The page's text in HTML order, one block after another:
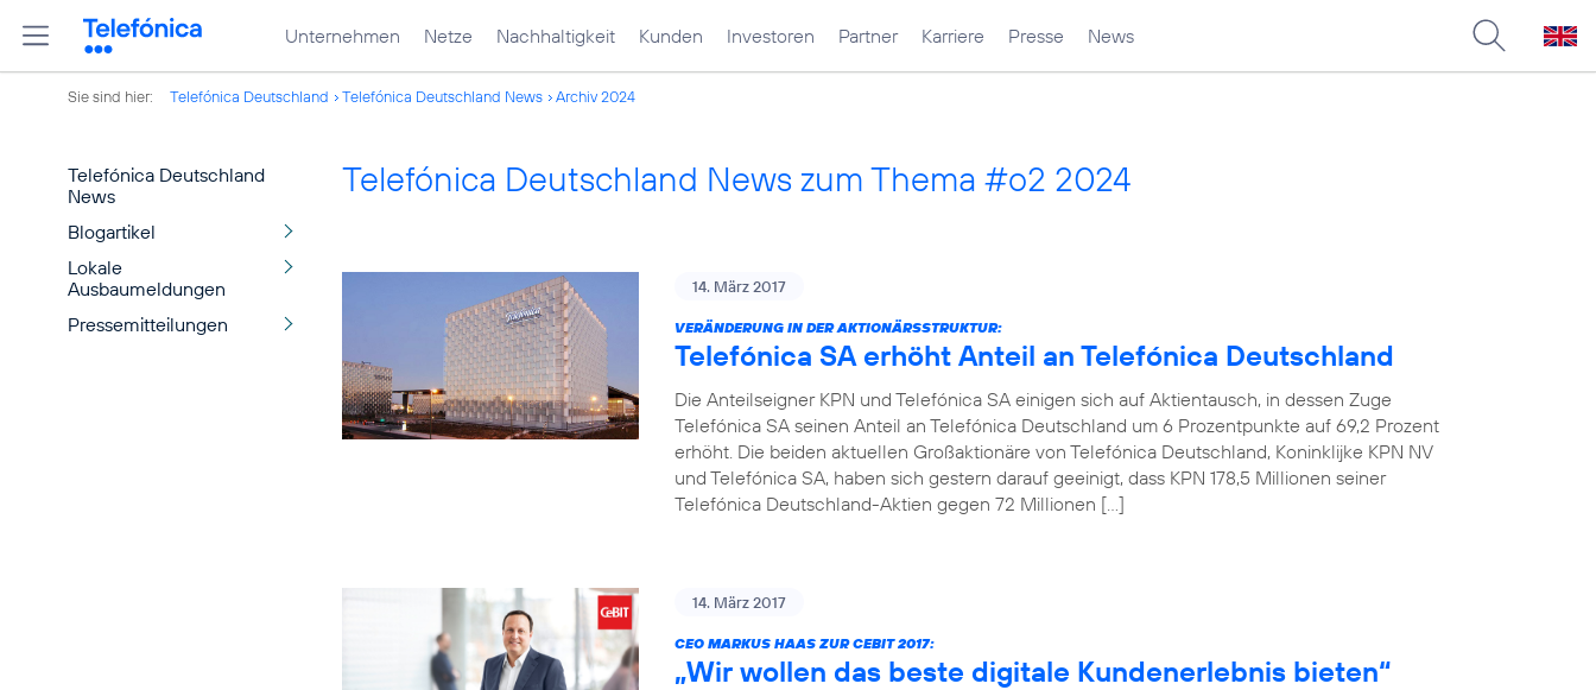
Unternehmen Netze Nachhaltigkeit Kunden Investoren Partner Karriere Presse News
Sie sind hier: Telefónica Deutschland Telefónica Deutschland News Archiv 2024
Telefónica Deutschland
News
Blogartikel
Lokale
Ausbaumeldungen
Pressemitteilungen
Telefónica Deutschland News zum Thema #o2 2024
14. März 2017
VERÄNDERUNG IN DER AKTIONÄRSSTRUKTUR:
Telefónica SA erhöht Anteil an Telefónica Deutschland
Die Anteilseigner KPN und Telefónica SA einigen sich auf Aktientausch, in dessen Zuge
Telefónica SA seinen Anteil an Telefónica Deutschland um 6 Prozentpunkte auf 69,2 Prozent
erhöht. Die beiden aktuellen Großaktionäre von Telefónica Deutschland, Koninklijke KPN NV
und Telefónica SA, haben sich gestern darauf geeinigt, dass KPN 178,5 Millionen seiner
Telefónica Deutschland-Aktien gegen 72 Millionen […]
14. März 2017
CEO MARKUS HAAS ZUR CEBIT 2017:
„Wir wollen das beste digitale Kundenerlebnis bieten“